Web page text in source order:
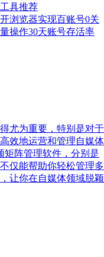
具推荐
浏览器实现百账号0关
操作30天账号存活率
尤为重要，特别是对于
效地运营和管理自媒体
矩阵管理软件，分别是
仅能帮助你轻松管理多
让你在自媒体领域脱颖